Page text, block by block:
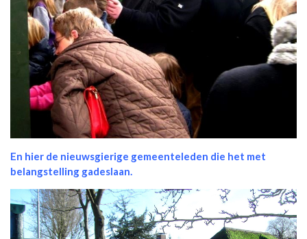
En hier de nieuwsgierige gemeenteleden die het met
belangstelling gadeslaan.